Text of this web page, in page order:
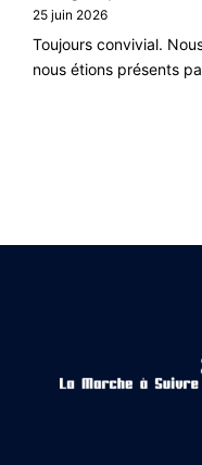
25 juin 2026
Toujours convivial.
nous étions présents